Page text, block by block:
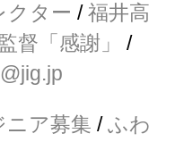
クター /福井高
督「感謝」
/
ニア募集 /ふわ